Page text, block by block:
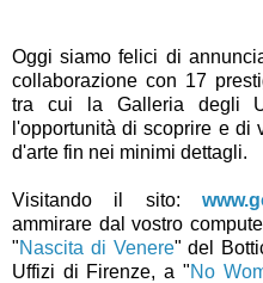
Oggi siamo felici di
collaborazione con 17
tra cui la Galleria degli
l'opportunità di scoprire e di
d'arte fin nei minimi dettagli.
Visitando il sito:
ammirare dal vostro
"Nascita di Venere" del
Uffizi di Firenze, a "No